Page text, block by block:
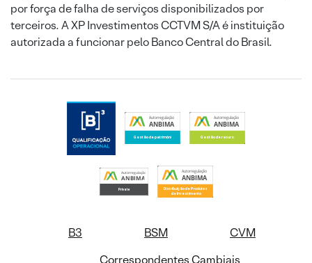
por força de falha de serviços disponibilizados por
terceiros. A XP Investimentos CCTVM S/A é instituição
autorizada a funcionar pelo Banco Central do Brasil.
B3 BSM
CVM
Correspondentes Cambiais